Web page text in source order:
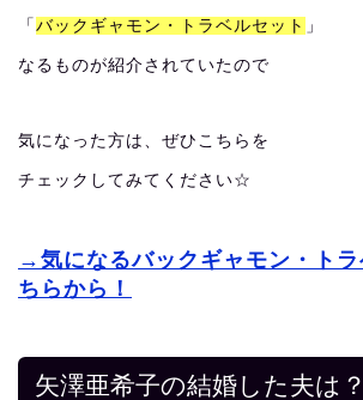
「 バックギャモン・トラベルセット 」
なるものが紹介されていたので
気になった方は、ぜひこちらを
チェックしてみてください☆
→気になるバックギャモン・トラ
ちらから！
矢澤亜希子の結婚した夫は？